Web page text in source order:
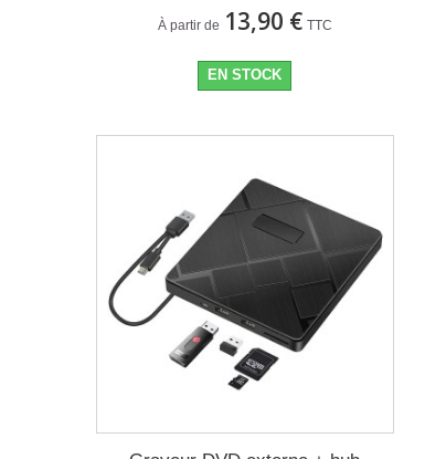
À partir de 13,90 € TTC
EN STOCK